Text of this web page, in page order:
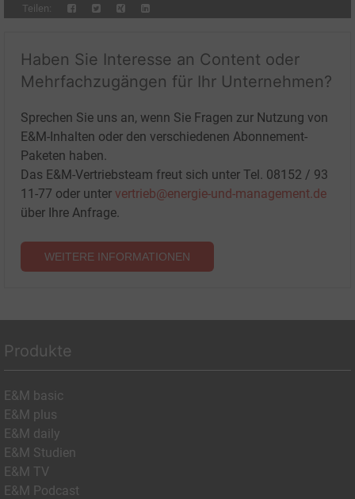
Teilen:
Haben Sie Interesse an Content oder
Mehrfachzugängen für Ihr Unternehmen?
Sprechen Sie uns an, wenn Sie Fragen zur Nutzung von
E&M-Inhalten oder den verschiedenen Abonnement-
Paketen haben.
Das E&M-Vertriebsteam freut sich unter Tel. 08152 / 93
11-77 oder unter vertrieb@energie-und-management.de
über Ihre Anfrage.
WEITERE INFORMATIONEN
Produkte
E&M basic
E&M plus
E&M daily
E&M Studien
E&M TV
E&M Podcast